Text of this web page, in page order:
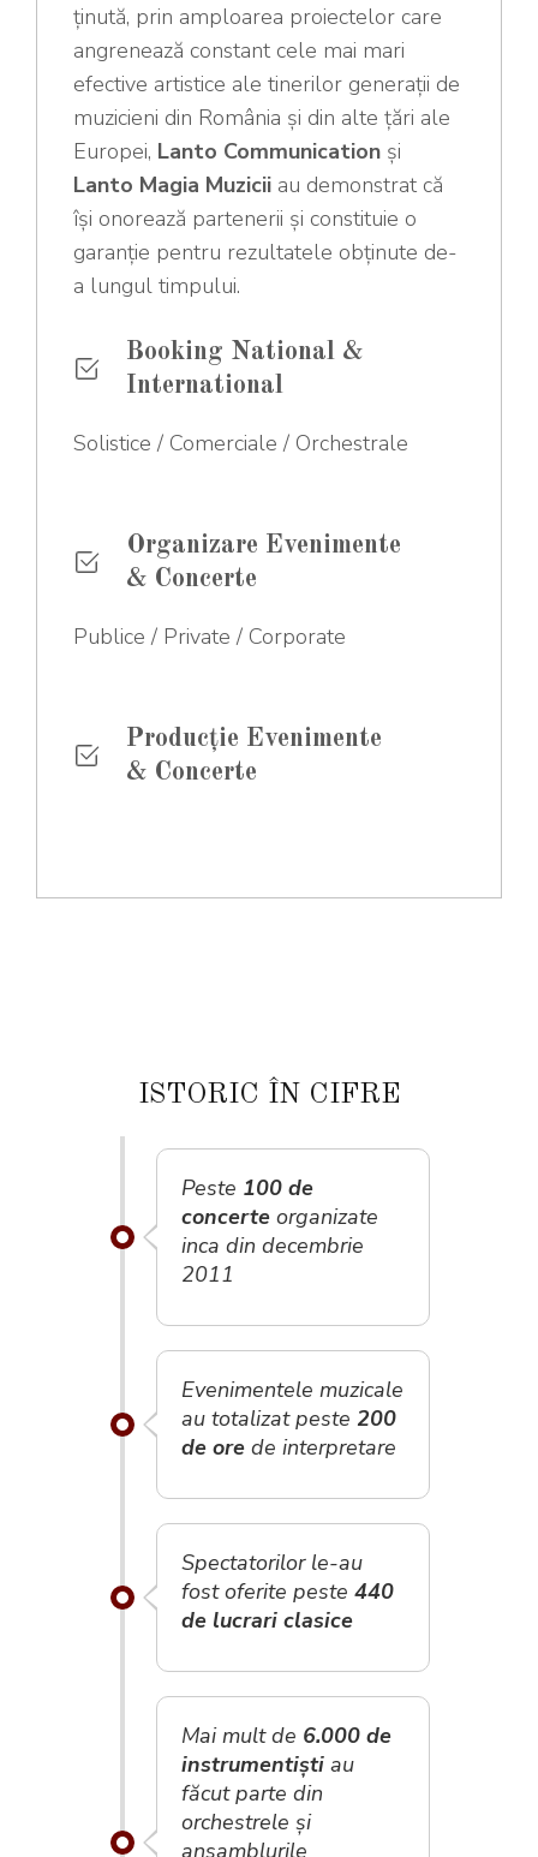
ținută, prin amploarea proiectelor care
angrenează constant cele mai mari
efective artistice ale tinerilor generații de
muzicieni din România și din alte țări ale
Europei, Lanto Communication și
Lanto Magia Muzicii au demonstrat că
își onorează partenerii și constituie o
garanție pentru rezultatele obținute de-
a lungul timpului.
Booking National &
International
Solistice / Comerciale / Orchestrale
Organizare Evenimente
& Concerte
Publice / Private / Corporate
Producție Evenimente
& Concerte
ISTORIC ÎN CIFRE
Peste 100 de
concerteorganizate
inca din decembrie
2011
Evenimentele muzicale
au totalizat peste 200
de orede interpretare
Spectatorilor le-au
fost oferite peste 440
de lucrari clasice
Mai mult de 6.000 de
instrumentiștiau
făcut parte din
orchestrele și
ansamblurile